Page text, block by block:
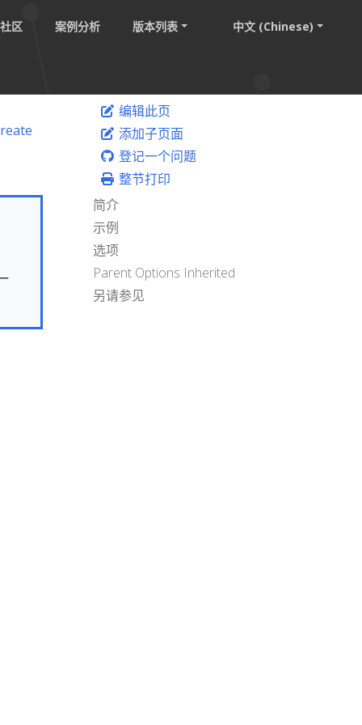
社区 案例分析 版本列表 中文 (Chinese)
编辑此页
添加子页面
登记一个问题
整节打印
简介
示例
选项
Parent Options Inherited
另请参见